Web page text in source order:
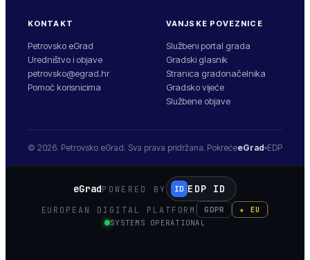
KONTAKT
Petrovsko eGrad
Uredništvo i objave
petrovsko@egrad.hr
Pomoć korisnicima
VANJSKE POVEZNICE
Službeni portal grada
Gradski glasnik
Stranica gradonačelnika
Gradsko vijeće
Službene objave
© 2026. Petrovsko eGrad. Sva prava pridržana. PokrećeeGrad EDP
eGradPOWERED BY ID EDP ID
EUROPEAN DIGITAL PLATFORM GDPR
★ EU
SYSTEMS OPERATIONAL